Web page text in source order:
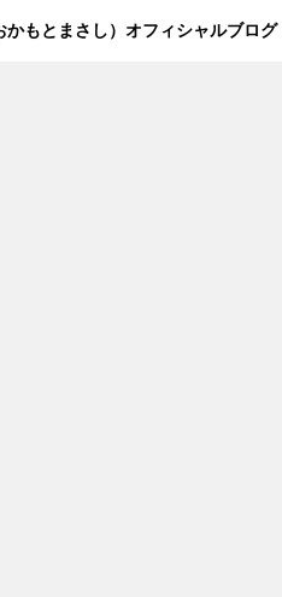
もとまさし）オフィシャルブログ